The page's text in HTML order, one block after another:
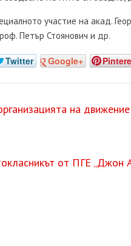
участие на акад.
Петър Стоянович и др.
Twitter Google+
на
от ПГЕ „Джон